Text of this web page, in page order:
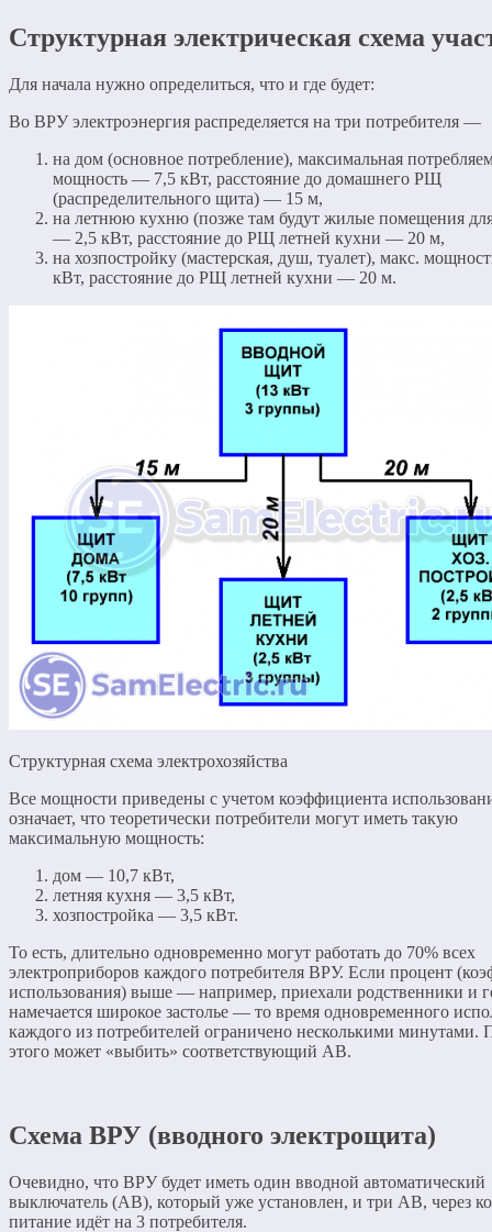
Структурная электрическая схема
Для начала нужно определиться, что и где будет:
Во ВРУ электроэнергия распределяется на три потребителя —
на дом (основное потребление), максимальная
мощность — 7,5 кВт, расстояние до домашнего РЩ
(распределительного щита) — 15 м,
на летнюю кухню (позже там будут жилые помещения
— 2,5 кВт, расстояние до РЩ летней кухни — 20 м,
на хозпостройку (мастерская, душ, туалет), макс.
кВт, расстояние до РЩ летней кухни — 20 м.
Структурная схема электрохозяйства
Все мощности приведены с учетом коэффициента
означает, что теоретически потребители могут иметь такую
максимальную мощность:
дом — 10,7 кВт,
летняя кухня — 3,5 кВт,
хозпостройка — 3,5 кВт.
То есть, длительно одновременно могут работать до 70% всех
электроприборов каждого потребителя ВРУ. Если процент
использования) выше — например, приехали родственники и
намечается широкое застолье — то время одновременного
каждого из потребителей ограничено несколькими минутами.
этого может «выбить» соответствующий АВ.
Схема ВРУ (вводного электрощита)
Очевидно, что ВРУ будет иметь один вводной автоматический
выключатель (АВ), который уже установлен, и три АВ, через
питание идёт на 3 потребителя.